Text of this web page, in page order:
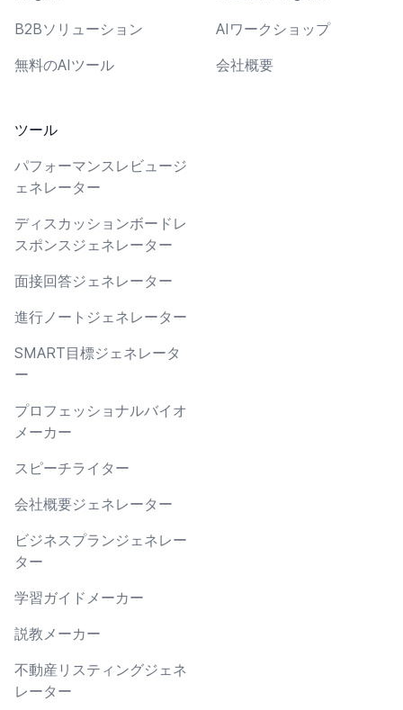
B2Bソリューション
無料のAIツール
ツール
パフォーマンスレビュージ
ェネレーター
ディスカッションボードレ
スポンスジェネレーター
面接回答ジェネレーター
進行ノートジェネレーター
SMART目標ジェネレータ
ー
プロフェッショナルバイオ
メーカー
スピーチライター
会社概要ジェネレーター
ビジネスプランジェネレー
ター
学習ガイドメーカー
説教メーカー
不動産リスティングジェネ
レーター
AIワークショップ
会社概要